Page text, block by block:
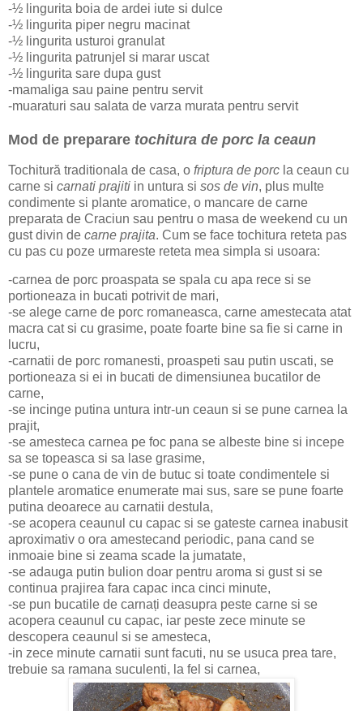
-½ lingurita boia de ardei iute si dulce
-½ lingurita piper negru macinat
-½ lingurita usturoi granulat
-½ lingurita patrunjel si marar uscat
-½ lingurita sare dupa gust
-mamaliga sau paine pentru servit
-muaraturi sau salata de varza murata pentru servit
Mod de preparare tochitura de porc la ceaun
Tochitură traditionala de casa, o friptura de porc la ceaun cu
carne si carnati prajiti in untura si sos de vin, plus multe
condimente si plante aromatice, o mancare de carne
preparata de Craciun sau pentru o masa de weekend cu un
gust divin de carne prajita. Cum se face tochitura reteta pas
cu pas cu poze urmareste reteta mea simpla si usoara:
-carnea de porc proaspata se spala cu apa rece si se
portioneaza in bucati potrivit de mari,
-se alege carne de porc romaneasca, carne amestecata atat
macra cat si cu grasime, poate foarte bine sa fie si carne in
lucru,
-carnatii de porc romanesti, proaspeti sau putin uscati, se
portioneaza si ei in bucati de dimensiunea bucatilor de
carne,
-se incinge putina untura intr-un ceaun si se pune carnea la
prajit,
-se amesteca carnea pe foc pana se albeste bine si incepe
sa se topeasca si sa lase grasime,
-se pune o cana de vin de butuc si toate condimentele si
plantele aromatice enumerate mai sus, sare se pune foarte
putina deoarece au carnatii destula,
-se acopera ceaunul cu capac si se gateste carnea inabusit
aproximativ o ora amestecand periodic, pana cand se
inmoaie bine si zeama scade la jumatate,
-se adauga putin bulion doar pentru aroma si gust si se
continua prajirea fara capac inca cinci minute,
-se pun bucatile de carnați deasupra peste carne si se
acopera ceaunul cu capac, iar peste zece minute se
descopera ceaunul si se amesteca,
-in zece minute carnatii sunt facuti, nu se usuca prea tare,
trebuie sa ramana suculenti, la fel si carnea,